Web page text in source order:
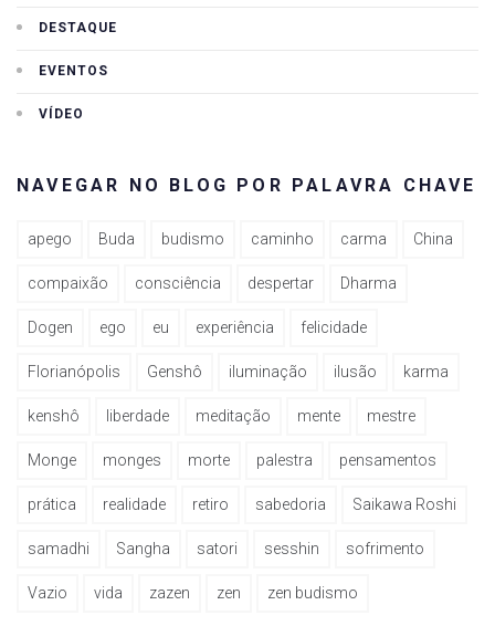
DESTAQUE
EVENTOS
VÍDEO
NAVEGAR NO BLOG POR PALAVRA CHAVE
apego Buda budismo caminho carma China
compaixão consciência despertar Dharma
Dogen ego eu experiência felicidade
Florianópolis Genshô iluminação ilusão karma
kenshô liberdade meditação mente mestre
Monge monges morte palestra pensamentos
prática realidade retiro sabedoria Saikawa Roshi
samadhi Sangha satori sesshin sofrimento
Vazio vida zazen zen zen budismo